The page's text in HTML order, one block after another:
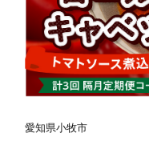
愛知県小牧市